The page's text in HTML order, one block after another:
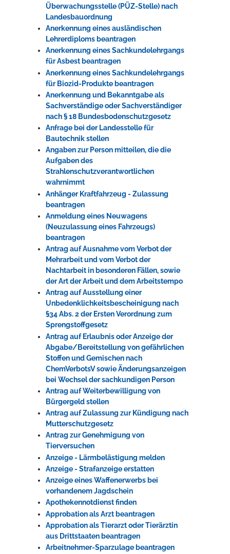
Überwachungsstelle (PÜZ-Stelle) nach
Landesbauordnung
Anerkennung eines ausländischen
Lehrerdiploms beantragen
Anerkennung eines Sachkundelehrgangs
für Asbest beantragen
Anerkennung eines Sachkundelehrgangs
für Biozid-Produkte beantragen
Anerkennung und Bekanntgabe als
Sachverständige oder Sachverständiger
nach § 18 Bundesbodenschutzgesetz
Anfrage bei der Landesstelle für
Bautechnik stellen
Angaben zur Person mitteilen, die die
Aufgaben des
Strahlenschutzverantwortlichen
wahrnimmt
Anhänger Kraftfahrzeug - Zulassung
beantragen
Anmeldung eines Neuwagens
(Neuzulassung eines Fahrzeugs)
beantragen
Antrag auf Ausnahme vom Verbot der
Mehrarbeit und vom Verbot der
Nachtarbeit in besonderen Fällen, sowie
der Art der Arbeit und dem Arbeitstempo
Antrag auf Ausstellung einer
Unbedenklichkeitsbescheinigung nach
§34 Abs. 2 der Ersten Verordnung zum
Sprengstoffgesetz
Antrag auf Erlaubnis oder Anzeige der
Abgabe/Bereitstellung von gefährlichen
Stoffen und Gemischen nach
ChemVerbotsV sowie Änderungsanzeigen
bei Wechsel der sachkundigen Person
Antrag auf Weiterbewilligung von
Bürgergeld stellen
Antrag auf Zulassung zur Kündigung nach
Mutterschutzgesetz
Antrag zur Genehmigung von
Tierversuchen
Anzeige - Lärmbelästigung melden
Anzeige - Strafanzeige erstatten
Anzeige eines Waffenerwerbs bei
vorhandenem Jagdschein
Apothekennotdienst finden
Approbation als Arzt beantragen
Approbation als Tierarzt oder Tierärztin
aus Drittstaaten beantragen
Arbeitnehmer-Sparzulage beantragen